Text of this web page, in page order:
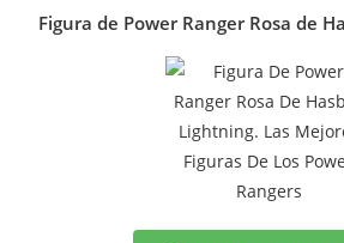
Figura de Power Ranger Rosa de